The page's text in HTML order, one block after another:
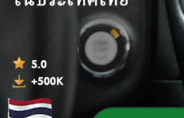
อ่านหนังสือกับลูก